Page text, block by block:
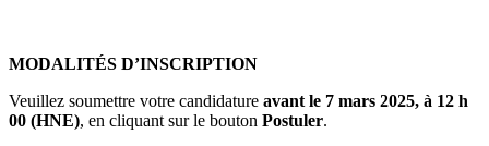
MODALITÉS D’INSCRIPTION
Veuillez soumettre votre candidature avant le 7 mars 2025, à 12 h
00 (HNE), en cliquant sur le bouton Postuler.